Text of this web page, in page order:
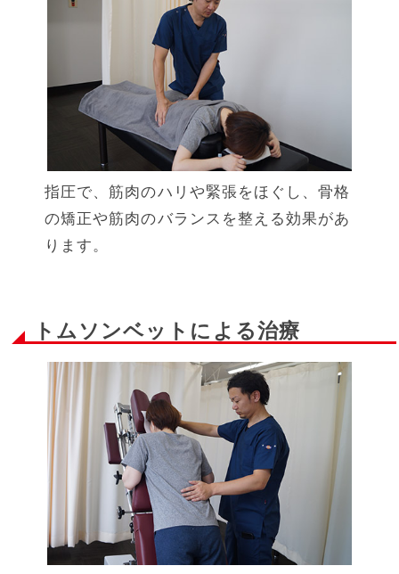
指圧で、筋肉のハリや緊張をほぐし、骨格
の矯正や筋肉のバランスを整える効果があ
ります。
トムソンベットによる治療